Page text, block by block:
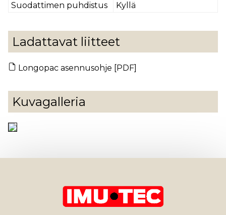
Suodattimen puhdistus Kyllä
Kuvagalleria
Ladattavat liitteet
Longopac asennusohje [PDF]